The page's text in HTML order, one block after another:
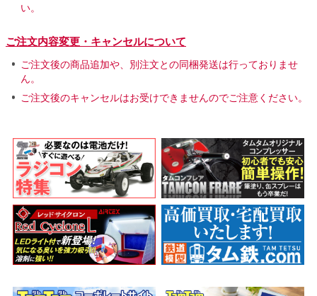
い。
ご注文内容変更・キャンセルについて
ご注文後の商品追加や、別注文との同梱発送は行っておりませ
ん。
ご注文後のキャンセルはお受けできませんのでご注意ください。